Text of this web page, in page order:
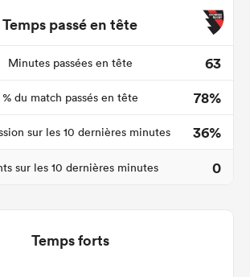
Temps passé en tête
Minutes passées en tête
63
% du match passés en tête
78%
sur les 10 dernières minutes
36%
sur les 10 dernières minutes 0
Temps forts